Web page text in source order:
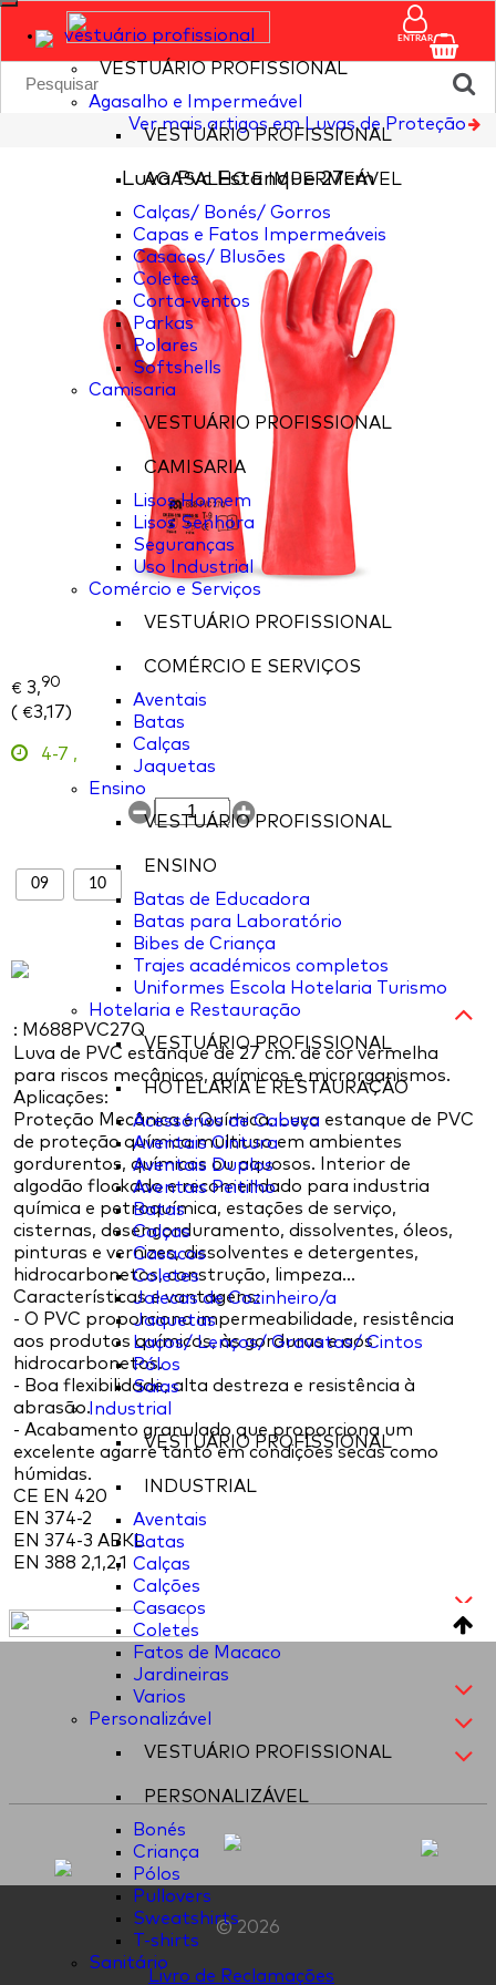
vestuário profissional
VESTUÁRIO PROFISSIONAL
Agasalho e Impermeável
VESTUÁRIO PROFISSIONAL
AGASALHO E IMPERMEÁVEL
Calças/ Bonés/ Gorros
Capas e Fatos Impermeáveis
Casacos/ Blusões
Coletes
Corta-ventos
Parkas
Polares
Softshells
Camisaria
VESTUÁRIO PROFISSIONAL
CAMISARIA
Lisos Homem
Lisos Senhora
Seguranças
Uso Industrial
Comércio e Serviços
VESTUÁRIO PROFISSIONAL
COMÉRCIO E SERVIÇOS
Aventais
Batas
Calças
Jaquetas
Ensino
VESTUÁRIO PROFISSIONAL
ENSINO
Batas de Educadora
Batas para Laboratório
Bibes de Criança
Trajes académicos completos
Uniformes Escola Hotelaria Turismo
Hotelaria e Restauração
VESTUÁRIO PROFISSIONAL
HOTELARIA E RESTAURAÇÃO
Acessórios de Cabeça
Aventais Cintura
Aventais Duplos
Aventais Peitilho
Batas
Calças
Casacos
Coletes
Jalecas de Cozinheiro/a
Jaquetas
Laços/ Lenços/ Gravatas/ Cintos
Pólos
Saias
Industrial
VESTUÁRIO PROFISSIONAL
INDUSTRIAL
Aventais
Batas
Calças
Calções
Casacos
Coletes
Fatos de Macaco
Jardineiras
Varios
Personalizável
VESTUÁRIO PROFISSIONAL
PERSONALIZÁVEL
Bonés
Criança
Pólos
Pullovers
Sweatshirts
T-shirts
Sanitário
ENTRAR
Ver mais artigos em Luvas de Proteção
Luva Pvc Estanque 27cm
€ 3,90
( €3,17)
4-7 ,
09 10
: M688PVC27Q
Luva de PVC estanque de 27 cm. de cor vermelha
para riscos mecânicos, químicos e microrganismos.
Aplicações:
Proteção Mecânica e Química. Luva estanque de PVC
de proteção química multiuso em ambientes
gordurentos, químicos ou aquosos. Interior de
algodão flockado e recomendado para industria
química e petroquímica, estações de serviço,
cisternas, desengorduramento, dissolventes, óleos,
pinturas e vernizes, dissolventes e detergentes,
hidrocarbonetos, construção, limpeza…
Características e vantagens:
- O PVC proporciona impermeabilidade, resistência
aos produtos químicos, às gorduras e aos
hidrocarbonetos.
- Boa flexibilidade, alta destreza e resistência à
abrasão.
- Acabamento granulado que proporciona um
excelente agarre tanto em condições secas como
húmidas.
CE EN 420
EN 374-2
EN 374-3 ABKL
EN 388 2,1,2,1
© 2026
Livro de Reclamações